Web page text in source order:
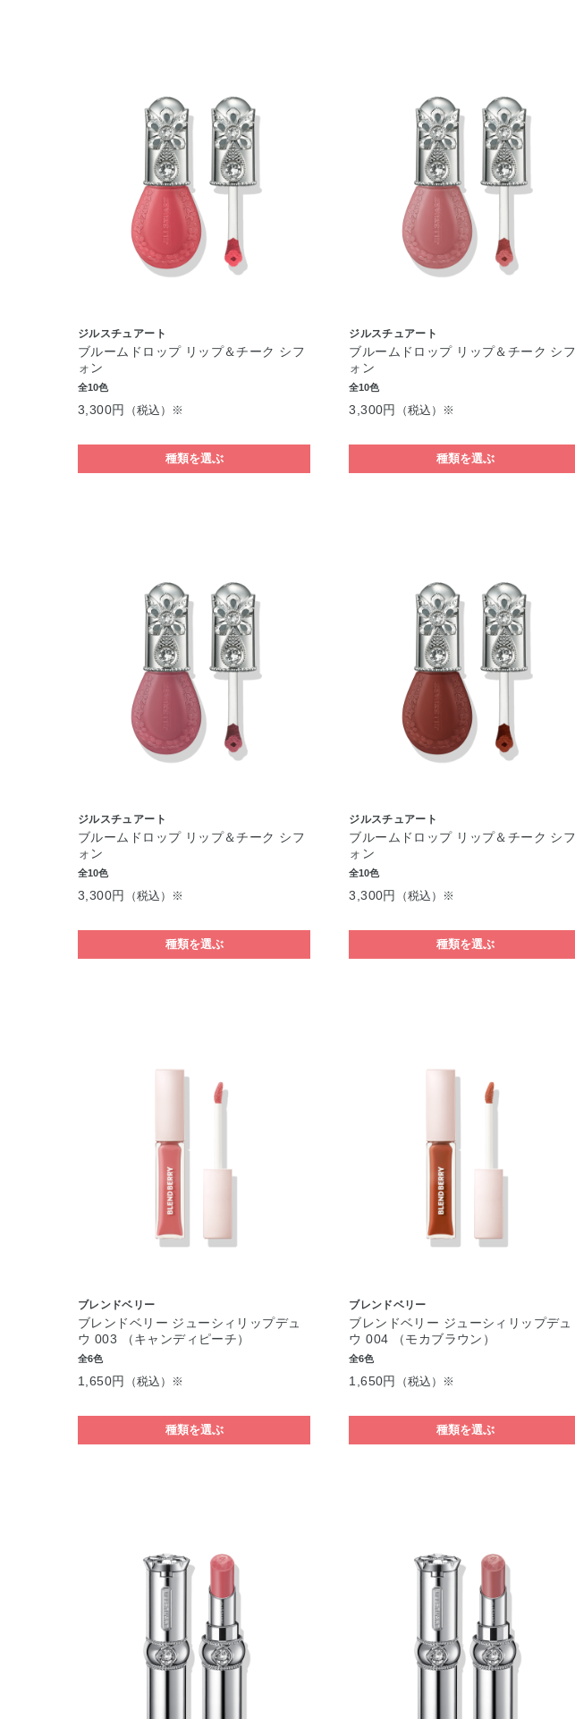
ジルスチュアート
ブルームドロップ リップ＆チーク シフ
ォン
全10色
3,300円 （税込）※
種類を選ぶ
ジルスチュアート
ブルームドロップ リップ＆チーク シフ
ォン
全10色
3,300円 （税込）※
種類を選ぶ
ジルスチュアート
ブルームドロップ リップ＆チーク シフ
ォン
全10色
3,300円 （税込）※
種類を選ぶ
ジルスチュアート
ブルームドロップ リップ＆チーク シフ
ォン
全10色
3,300円 （税込）※
種類を選ぶ
ブレンドベリー
ブレンドベリー ジューシィリップデュ
ウ 003 （キャンディピーチ）
全6色
1,650円 （税込）※
種類を選ぶ
ブレンドベリー
ブレンドベリー ジューシィリップデュ
ウ 004 （モカブラウン）
全6色
1,650円 （税込）※
種類を選ぶ